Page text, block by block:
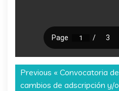
Previous « Convocatoria de
cambios de adscripción y/o